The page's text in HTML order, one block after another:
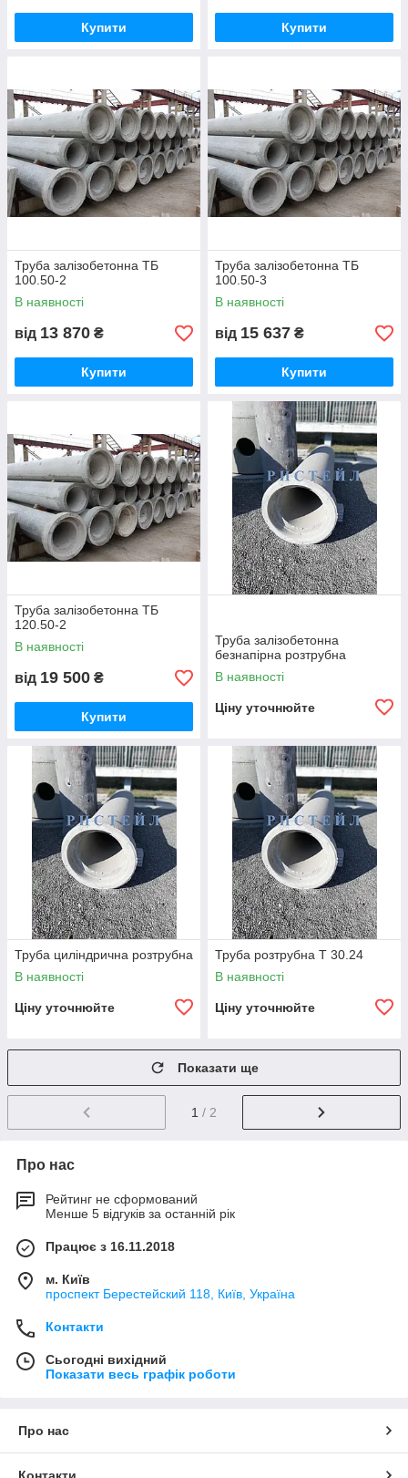
Купити Купити
Труба залізобетонна ТБ
100.50-2
В наявності
від 13 870 ₴
Купити
Труба залізобетонна ТБ
100.50-3
В наявності
від 15 637 ₴
Купити
Труба залізобетонна ТБ
120.50-2
В наявності
від 19 500 ₴
Купити
Труба залізобетонна
безнапірна розтрубна
В наявності
Ціну уточнюйте
Труба циліндрична розтрубна
В наявності
Ціну уточнюйте
Труба розтрубна Т 30.24
В наявності
Ціну уточнюйте
Показати ще
1 / 2
Про нас
Рейтинг не сформований
Менше 5 відгуків за останній рік
Працює з 16.11.2018
м. Київ
проспект Берестейский 118, Київ, Україна
Контакти
Сьогодні вихідний
Показати весь графік роботи
Про нас